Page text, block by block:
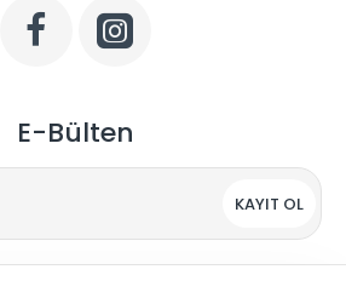
E-Bülten
KAYIT OL